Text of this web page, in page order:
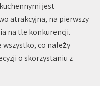
jest
atrakcyjna, na pierwszy
na tle konkurencji.
co należy
o skorzystaniu z